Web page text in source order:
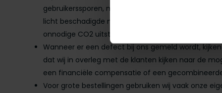
gebruikerssporen, met een korting opnieuw
licht beschadigde modellen via Marktplaats
onnodige CO2 uitstoot.
Wanneer er een defect bij ons gemeld wordt,
dat wij in overleg met de klanten kijken naar de
een financiële compensatie of een
Voor grote bestellingen gebruiken wij vaak onze